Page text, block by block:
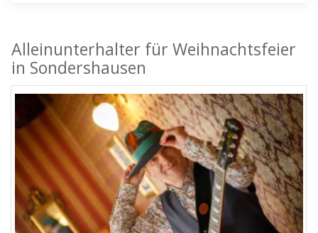
Alleinunterhalter für Weihnachtsfeier
in Sondershausen